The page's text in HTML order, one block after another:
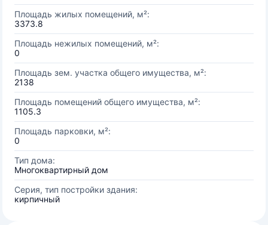
Площадь жилых помещений, м²:
3373.8
Площадь нежилых помещений, м²:
0
Площадь зем. участка общего имущества, м²:
2138
Площадь помещений общего имущества, м²:
1105.3
Площадь парковки, м²:
0
Тип дома:
Многоквартирный дом
Серия, тип постройки здания:
кирпичный